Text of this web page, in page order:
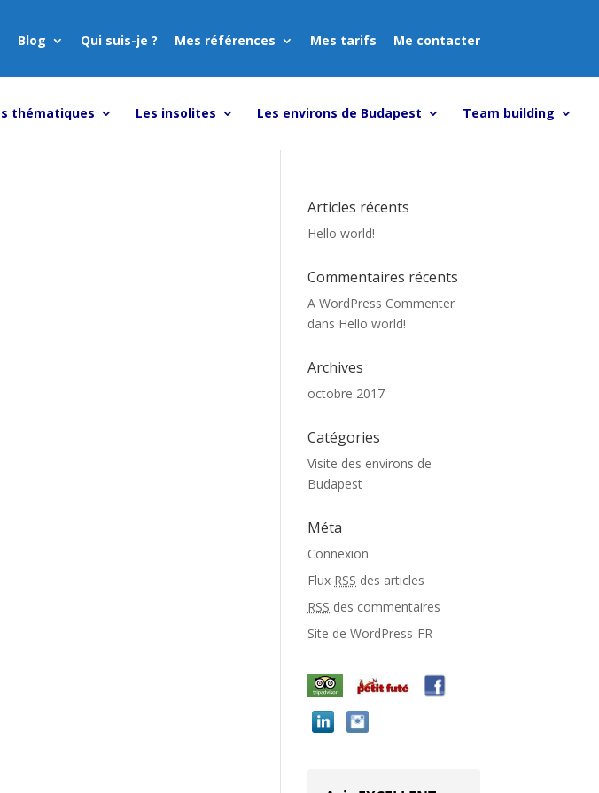
Blog Qui suis-je ? Mes références Mes tarifs Me contacter
thématiques Les insolites Les environs de Budapest Team building
Articles récents
Hello world!
Commentaires récents
A WordPress Commenter
dans Hello world!
Archives
octobre 2017
Catégories
Visite des environs de
Budapest
Méta
Connexion
Flux RSS des articles
RSS des commentaires
Site de WordPress-FR